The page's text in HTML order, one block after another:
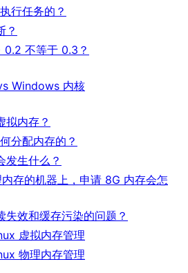
行任务的？
？
0.2 不等于 0.3？
Windows 内核
拟内存？
分配内存的？
发生什么？
存的机器上，申请 8G 内存会怎
失效和缓存污染的问题？
虚拟内存管理
物理内存管理